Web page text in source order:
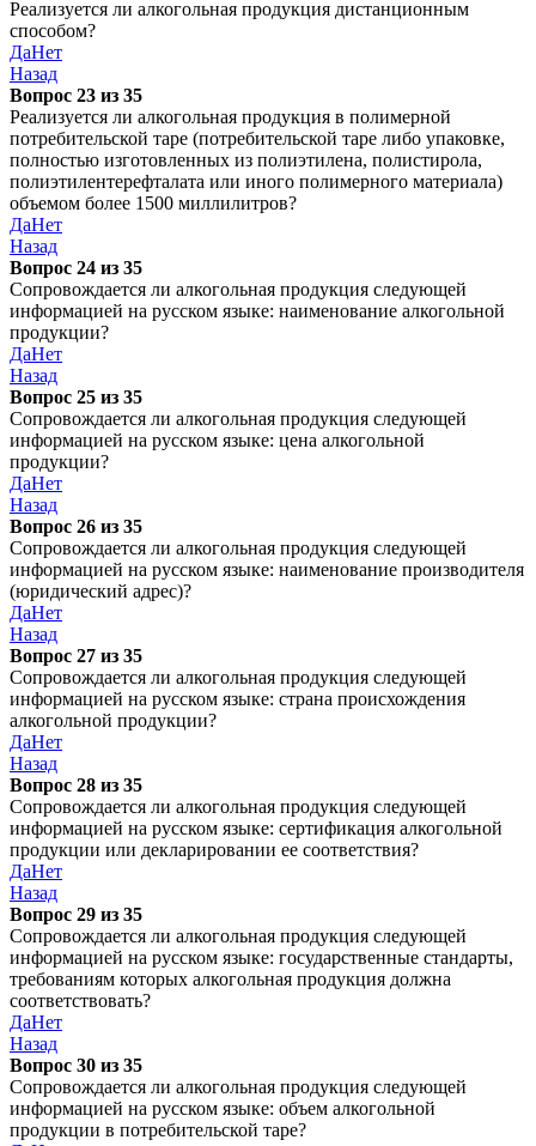
Реализуется ли алкогольная продукция дистанционным
способом?
ДаНет
Назад
Вопрос 23 из 35
Реализуется ли алкогольная продукция в полимерной
потребительской таре (потребительской таре либо упаковке,
полностью изготовленных из полиэтилена, полистирола,
полиэтилентерефталата или иного полимерного материала)
объемом более 1500 миллилитров?
ДаНет
Назад
Вопрос 24 из 35
Сопровождается ли алкогольная продукция следующей
информацией на русском языке: наименование алкогольной
продукции?
ДаНет
Назад
Вопрос 25 из 35
Сопровождается ли алкогольная продукция следующей
информацией на русском языке: цена алкогольной
продукции?
ДаНет
Назад
Вопрос 26 из 35
Сопровождается ли алкогольная продукция следующей
информацией на русском языке: наименование производителя
(юридический адрес)?
ДаНет
Назад
Вопрос 27 из 35
Сопровождается ли алкогольная продукция следующей
информацией на русском языке: страна происхождения
алкогольной продукции?
ДаНет
Назад
Вопрос 28 из 35
Сопровождается ли алкогольная продукция следующей
информацией на русском языке: сертификация алкогольной
продукции или декларировании ее соответствия?
ДаНет
Назад
Вопрос 29 из 35
Сопровождается ли алкогольная продукция следующей
информацией на русском языке: государственные стандарты,
требованиям которых алкогольная продукция должна
соответствовать?
ДаНет
Назад
Вопрос 30 из 35
Сопровождается ли алкогольная продукция следующей
информацией на русском языке: объем алкогольной
продукции в потребительской таре?